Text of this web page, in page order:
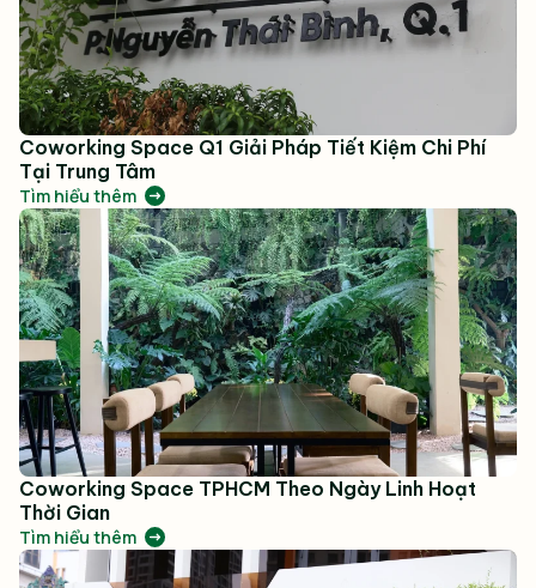
Coworking Space Q1 Giải Pháp Tiết Kiệm Chi Phí
Tại Trung Tâm
Tìm hiểu thêm
Coworking Space TPHCM Theo Ngày Linh Hoạt
Thời Gian
Tìm hiểu thêm